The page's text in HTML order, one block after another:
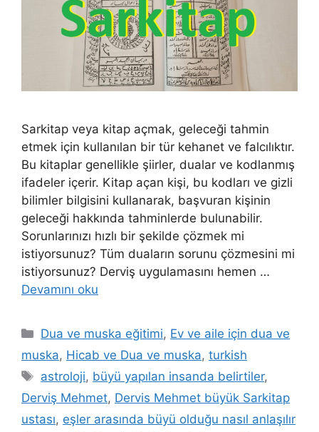
Sarkitap veya kitap açmak, geleceği tahmin
etmek için kullanılan bir tür kehanet ve falcılıktır.
Bu kitaplar genellikle şiirler, dualar ve kodlanmış
ifadeler içerir. Kitap açan kişi, bu kodları ve gizli
bilimler bilgisini kullanarak, başvuran kişinin
geleceği hakkında tahminlerde bulunabilir.
Sorunlarınızı hızlı bir şekilde çözmek mi
istiyorsunuz? Tüm duaların sorunu çözmesini mi
istiyorsunuz? Derviş uygulamasını hemen …
Devamını oku
Dua ve muska eğitimi, Ev ve aile için dua ve
muska, Hicab ve Dua ve muska, turkish
astroloji, büyü yapılan insanda belirtiler,
Derviş Mehmet, Dervis Mehmet büyük Sarkitap
ustası, eşler arasında büyü olduğu nasıl anlaşılır